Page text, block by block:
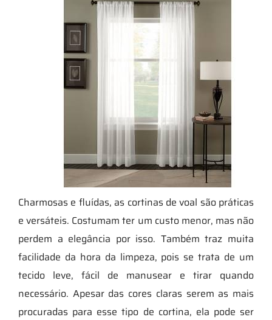
Charmosas e fluídas, as cortinas de voal são práticas
e versáteis. Costumam ter um custo menor, mas não
perdem a elegância por isso. Também traz muita
facilidade da hora da limpeza, pois se trata de um
tecido leve, fácil de manusear e tirar quando
necessário. Apesar das cores claras serem as mais
procuradas para esse tipo de cortina, ela pode ser